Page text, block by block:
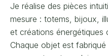
Je réalise des pièces
mesure : totems, bijoux,
et créations
Chaque objet est